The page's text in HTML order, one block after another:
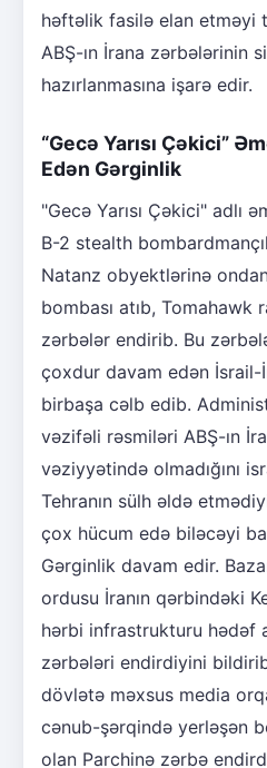
həftəlik fasilə elan etməyi
ABŞ-ın İrana zərbələrinin
hazırlanmasına işarə edir.
“Gecə Yarısı Çəkici”
Edən Gərginlik
"Gecə Yarısı Çəkici" adlı
B-2 stealth
Natanz obyektlərinə
bombası atıb, Tomahawk
zərbələr endirib. Bu
çoxdur davam edən İsrail-
birbaşa cəlb edib.
vəzifəli rəsmiləri ABŞ-ın
vəziyyətində olmadığını
Tehranın sülh əldə
çox hücum edə biləcəyi
Gərginlik davam edir.
ordusu İranın qərbindəki
hərbi infrastrukturu hədəf
zərbələri endirdiyini
dövlətə məxsus media
cənub-şərqində yerləşən
olan Parchinə zərbə